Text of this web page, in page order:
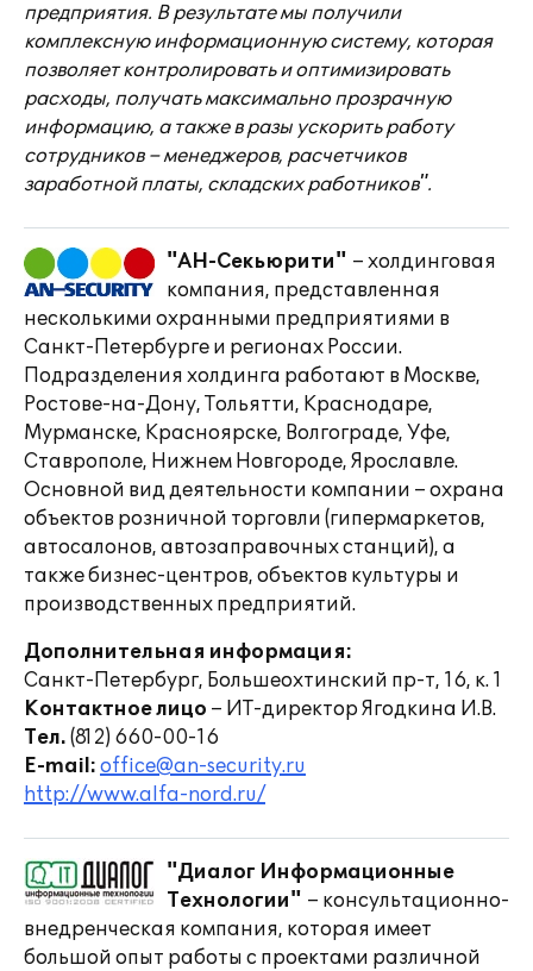
предприятия. В результате мы получили
комплексную информационную систему, которая
позволяет контролировать и оптимизировать
расходы, получать максимально прозрачную
информацию, а также в разы ускорить работу
сотрудников – менеджеров, расчетчиков
заработной платы, складских работников".
"АН-Секьюрити" – холдинговая
компания, представленная
несколькими охранными предприятиями в
Санкт-Петербурге и регионах России.
Подразделения холдинга работают в Москве,
Ростове-на-Дону, Тольятти, Краснодаре,
Мурманске, Красноярске, Волгограде, Уфе,
Ставрополе, Нижнем Новгороде, Ярославле.
Основной вид деятельности компании – охрана
объектов розничной торговли (гипермаркетов,
автосалонов, автозаправочных станций), а
также бизнес-центров, объектов культуры и
производственных предприятий.
Дополнительная информация:
Санкт-Петербург, Большеохтинский пр-т, 16, к. 1
Контактное лицо – ИТ-директор Ягодкина И.В.
Тел. (812) 660-00-16
E-mail: office@an-security.ru
http://www.alfa-nord.ru/
"Диалог Информационные
Технологии" – консультационно-
внедренческая компания, которая имеет
большой опыт работы с проектами различной